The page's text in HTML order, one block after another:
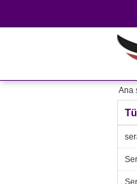
Ana